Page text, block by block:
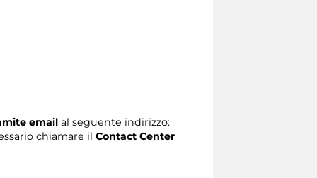
email al seguente indirizzo:
chiamare il Contact Center